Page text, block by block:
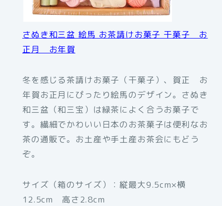
さぬき和三盆 絵馬 お茶請けお菓子 干菓子 お
正月 お年賀
冬を感じる茶請けお菓子（干菓子）、賀正 お
年賀お正月にぴったり絵馬のデザイン。さぬき
和三盆（和三宝）は緑茶によく合うお菓子で
す。繊細でかわいい日本のお茶菓子は便利なお
茶の通販で。お土産や手土産お茶会にもどう
ぞ。
サイズ（箱のサイズ）：縦最大9.5cm×横
12.5cm 高さ2.8cm